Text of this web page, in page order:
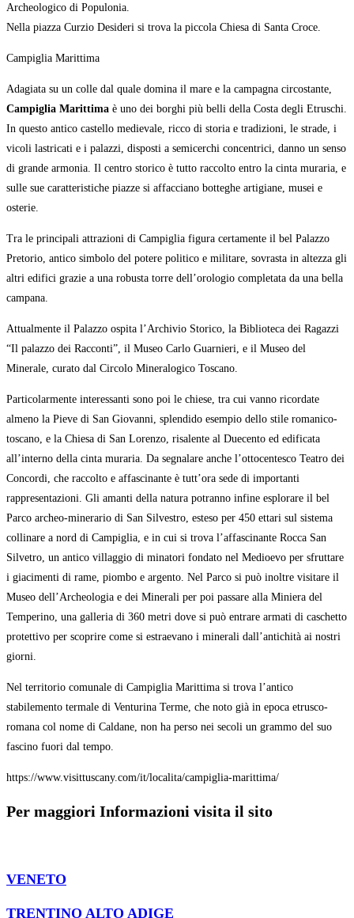
Archeologico di Populonia.
Nella piazza Curzio Desideri si trova la piccola Chiesa di Santa Croce.
Campiglia Marittima
Adagiata su un colle dal quale domina il mare e la campagna circostante,
Campiglia Marittima è uno dei borghi più belli della Costa degli Etruschi.
In questo antico castello medievale, ricco di storia e tradizioni, le strade, i
vicoli lastricati e i palazzi, disposti a semicerchi concentrici, danno un senso
di grande armonia. Il centro storico è tutto raccolto entro la cinta muraria, e
sulle sue caratteristiche piazze si affacciano botteghe artigiane, musei e
osterie.
Tra le principali attrazioni di Campiglia figura certamente il bel Palazzo
Pretorio, antico simbolo del potere politico e militare, sovrasta in altezza gli
altri edifici grazie a una robusta torre dell’orologio completata da una bella
campana.
Attualmente il Palazzo ospita l’Archivio Storico, la Biblioteca dei Ragazzi
“Il palazzo dei Racconti”, il Museo Carlo Guarnieri, e il Museo del
Minerale, curato dal Circolo Mineralogico Toscano.
Particolarmente interessanti sono poi le chiese, tra cui vanno ricordate
almeno la Pieve di San Giovanni, splendido esempio dello stile romanico-
toscano, e la Chiesa di San Lorenzo, risalente al Duecento ed edificata
all’interno della cinta muraria. Da segnalare anche l’ottocentesco Teatro dei
Concordi, che raccolto e affascinante è tutt’ora sede di importanti
rappresentazioni. Gli amanti della natura potranno infine esplorare il bel
Parco archeo-minerario di San Silvestro, esteso per 450 ettari sul sistema
collinare a nord di Campiglia, e in cui si trova l’affascinante Rocca San
Silvetro, un antico villaggio di minatori fondato nel Medioevo per sfruttare
i giacimenti di rame, piombo e argento. Nel Parco si può inoltre visitare il
Museo dell’Archeologia e dei Minerali per poi passare alla Miniera del
Temperino, una galleria di 360 metri dove si può entrare armati di caschetto
protettivo per scoprire come si estraevano i minerali dall’antichità ai nostri
giorni.
Nel territorio comunale di Campiglia Marittima si trova l’antico
stabilemento termale di Venturina Terme, che noto già in epoca etrusco-
romana col nome di Caldane, non ha perso nei secoli un grammo del suo
fascino fuori dal tempo.
https://www.visittuscany.com/it/localita/campiglia-marittima/
Per maggiori Informazioni visita il sito
VENETO
TRENTINO ALTO ADIGE